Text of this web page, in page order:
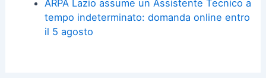
ARPA Lazio assume un Assistente Tecnico a
tempo indeterminato: domanda online entro
il 5 agosto